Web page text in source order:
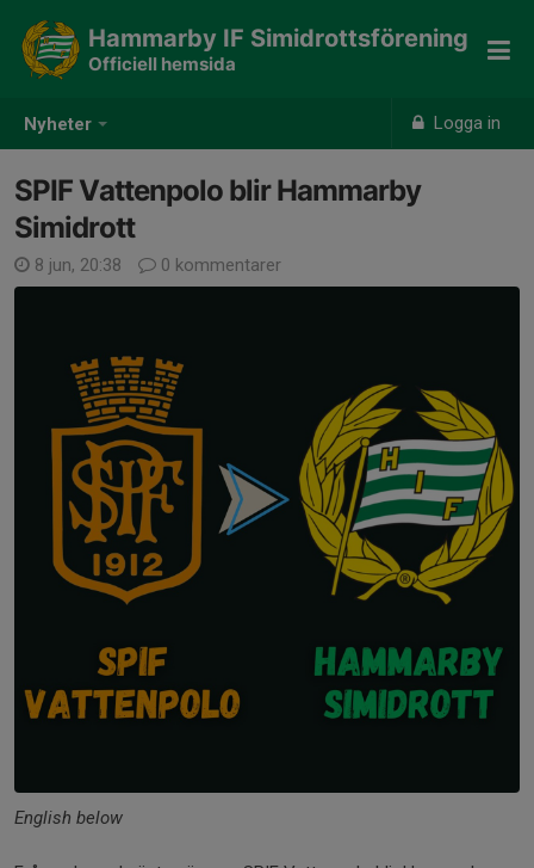
Nyheter Logga in
Hammarby IF Simidrottsförening
Officiell hemsida
SPIF Vattenpolo blir Hammarby
Simidrott
8 jun, 20:38 0 kommentarer
English below